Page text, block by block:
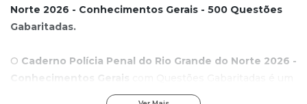
Norte 2026 - Conhecimentos Gerais - 500 Questões
Gabaritadas.
O Caderno Polícia Penal do Rio Grande do Norte 2026 -
Conhecimentos Gerais
material atualizado e desenvolvido para otimizar sua